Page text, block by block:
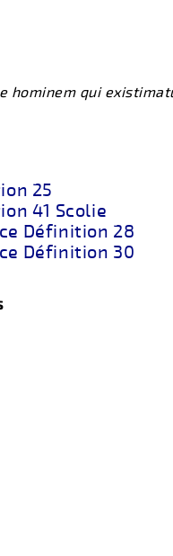
hominem qui
25
41 Scolie
Définition 28
Définition 30